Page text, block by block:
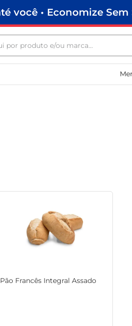
você • Economize Sem
por produto e/ou marca...
Pão Francês Integral Assado